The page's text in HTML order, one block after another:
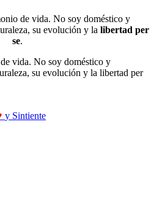
de vida. No soy doméstico y
su evolución y la libertad per
se.
vida. No soy doméstico y
su evolución y la libertad per
y Sintiente